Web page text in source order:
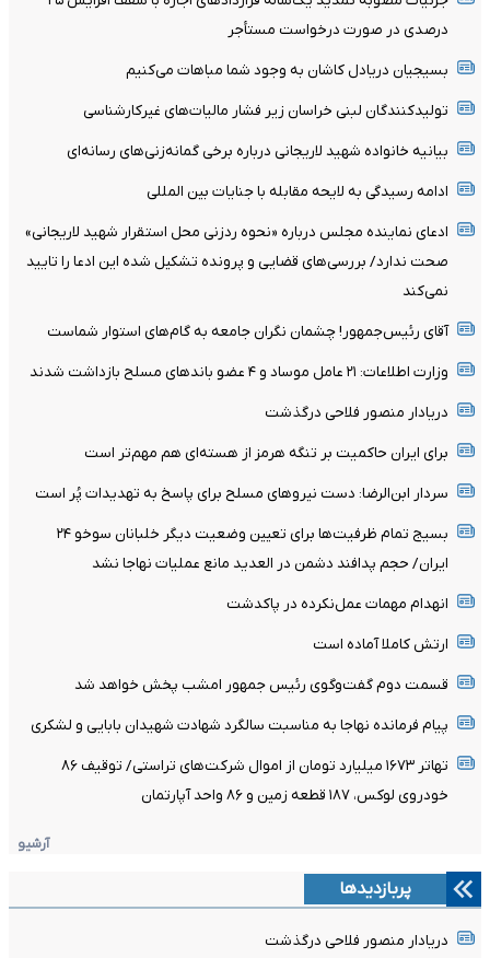
درصدی در صورت درخواست مستأجر
بسیجیان‌ دریادل‌ کاشان به‌ وجود شما مباهات می‌کنیم
تولیدکنندگان لبنی خراسان زیر فشار مالیات‌های غیرکارشناسی
بیانیه خانواده شهید لاریجانی درباره برخی گمانه‌زنی‌های رسانه‌ای
ادامه رسیدگی به لایحه مقابله با جنایات بین المللی
ادعای نماینده مجلس درباره «نحوه ردزنی محل استقرار شهید لاریجانی»
صحت ندارد/ بررسی‌های قضایی و پرونده تشکیل شده این ادعا را تایید
نمی‌کند
آقای رئیس‌جمهور! چشمان نگران جامعه به گام‌های استوار شماست
وزارت اطلاعات: ۲۱ عامل موساد و ۴ عضو باندهای مسلح بازداشت شدند
دریادار منصور فلاحی درگذشت
برای ایران حاکمیت بر تنگه هرمز از هسته‌ای هم مهم‌تر است
سردار ابن‌الرضا: دست نیروهای مسلح برای پاسخ به تهدیدات پُر است
بسیج تمام ظرفیت‌ها برای تعیین وضعیت دیگر خلبانان سوخو ۲۴
ایران/ حجم پدافند دشمن در العدید مانع عملیات نهاجا نشد
انهدام مهمات عمل‌نکرده در پاکدشت
ارتش کاملا آماده است
قسمت دوم گفت‌وگوی رئیس جمهور امشب پخش خواهد شد
پیام فرمانده نهاجا به مناسبت سالگرد شهادت شهیدان بابایی و لشکری
تهاتر ۱۶۷۳ میلیارد تومان از اموال شرکت‌های تراستی/ توقیف ۸۶
خودروی لوکس، ۱۸۷ قطعه زمین و ۸۶ واحد آپارتمان
آرشیو
پربازدیدها
دریادار منصور فلاحی درگذشت